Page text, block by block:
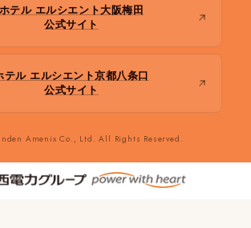
ホテル エルシエント大阪梅田
公式サイト
テル エルシエント京都八条口
公式サイト
Amenix Co., Ltd. All Rights Reserved.